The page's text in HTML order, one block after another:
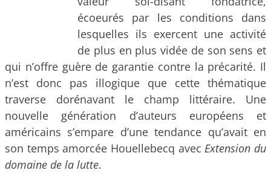
écoeurés par les conditions dans
lesquelles ils exercent une activité
de plus en plus vidée de son sens et
qui n’offre guère de garantie contre la précarité. Il
n’est donc pas illogique que cette thématique
traverse dorénavant le champ littéraire. Une
nouvelle génération d’auteurs européens et
américains s’empare d’une tendance qu’avait en
son temps amorcée Houellebecq avecExtension du
domaine de la lutte.